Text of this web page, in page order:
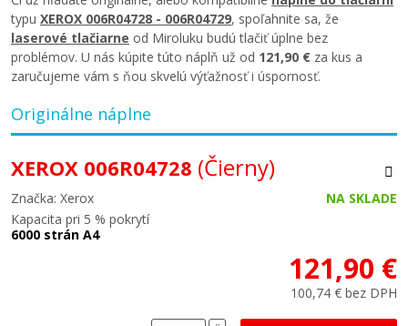
typu XEROX 006R04728 - 006R04729, spoľahnite sa, že
laserové tlačiarne od Miroluku budú tlačiť úplne bez
problémov. U nás kúpite túto náplň už od 121,90 € za kus a
zaručujeme vám s ňou skvelú výťažnosť i úspornosť.
Originálne náplne
XEROX 006R04728 (Čierny)
Značka: Xerox
NA SKLADE
Kapacita pri 5 % pokrytí
6000 strán A4
121,90 €
100,74 € bez DPH